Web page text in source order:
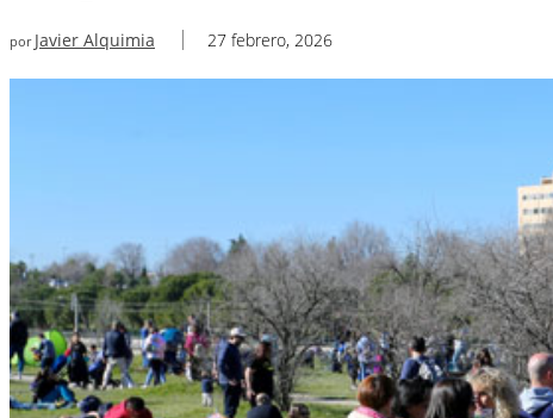
por Javier Alquimia 27 febrero, 2026